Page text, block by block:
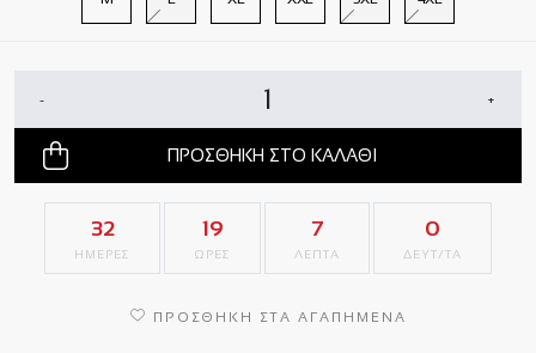
- +
ΠΡΟΣΘΗΚΗ ΣΤΟ ΚΑΛΑΘΙ
32
ΗΜΕΡΕΣ
19
ΩΡΕΣ
6
ΛΕΠΤΑ
59
ΔΕΥΤ/ΤΑ
ΠΡΟΣΘΗΚΗ ΣΤΑ ΑΓΑΠΗΜΕΝΑ